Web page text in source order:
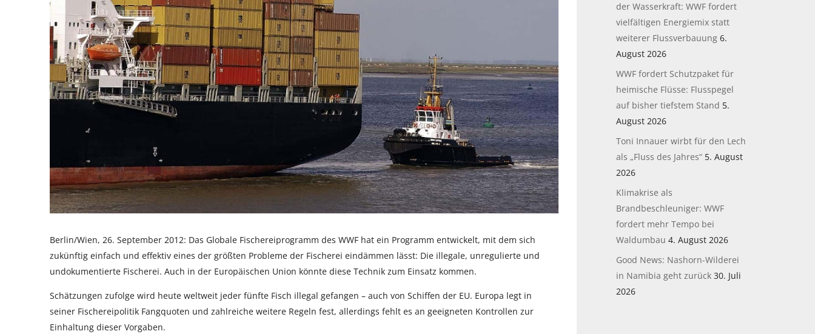
Berlin/Wien, 26. September 2012: Das Globale Fischereiprogramm des WWF hat ein Programm entwickelt, mit dem sich
zukünftig einfach und effektiv eines der größten Probleme der Fischerei eindämmen lässt: Die illegale, unregulierte und
undokumentierte Fischerei. Auch in der Europäischen Union könnte diese Technik zum Einsatz kommen.
Schätzungen zufolge wird heute weltweit jeder fünfte Fisch illegal gefangen – auch von Schiffen der EU. Europa legt in
seiner Fischereipolitik Fangquoten und zahlreiche weitere Regeln fest, allerdings fehlt es an geeigneten Kontrollen zur
Einhaltung dieser Vorgaben.
der Wasserkraft: WWF fordert
vielfältigen Energiemix statt
weiterer Flussverbauung 6.
August 2026
WWF fordert Schutzpaket für
heimische Flüsse: Flusspegel
auf bisher tiefstem Stand 5.
August 2026
Toni Innauer wirbt für den Lech
als „Fluss des Jahres“ 5. August
2026
Klimakrise als
Brandbeschleuniger: WWF
fordert mehr Tempo bei
Waldumbau 4. August 2026
Good News: Nashorn-Wilderei
in Namibia geht zurück 30. Juli
2026